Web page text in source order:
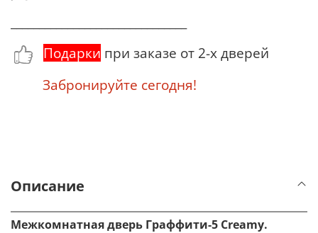
Подарки при заказе от 2-х дверей
Забронируйте сегодня!
Описание
Межкомнатная дверь Граффити-5 Creamy.